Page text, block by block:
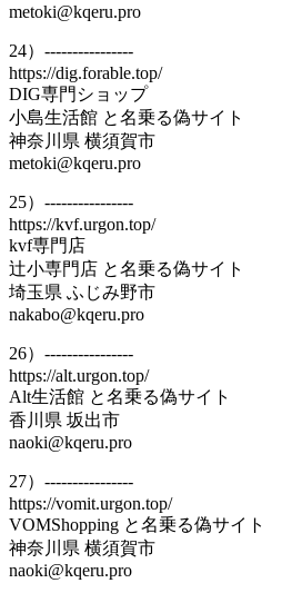
metoki@kqeru.pro
24）----------------
https://dig.forable.top/
DIG専門ショップ
小島生活館 と名乗る偽サイト
神奈川県 横須賀市
metoki@kqeru.pro
25）----------------
https://kvf.urgon.top/
kvf専門店
辻小専門店 と名乗る偽サイト
埼玉県 ふじみ野市
nakabo@kqeru.pro
26）----------------
https://alt.urgon.top/
Alt生活館 と名乗る偽サイト
香川県 坂出市
naoki@kqeru.pro
27）----------------
https://vomit.urgon.top/
VOMShopping と名乗る偽サイト
神奈川県 横須賀市
naoki@kqeru.pro